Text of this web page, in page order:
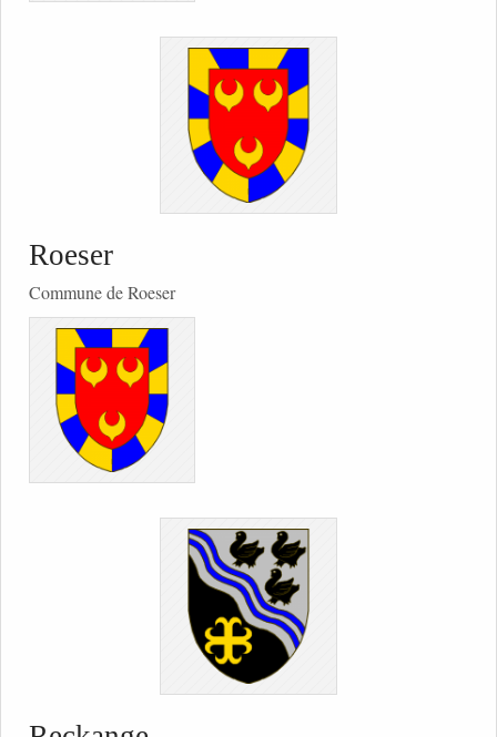
Roeser
Commune de Roeser